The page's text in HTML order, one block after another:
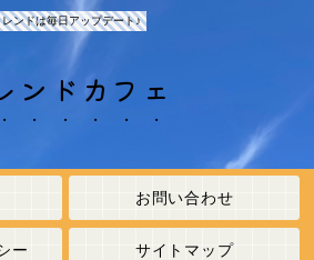
レンドは毎日アップデート♪
ンドカフェ
お問い合わせ
ー サイトマップ